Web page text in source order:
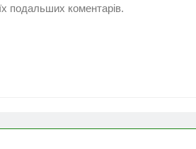
подальших коментарів.